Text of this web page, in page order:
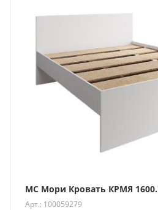
МС Мори Кровать КРМЯ
Арт.: 100059279